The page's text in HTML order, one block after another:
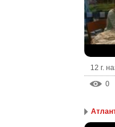
12 г.
0